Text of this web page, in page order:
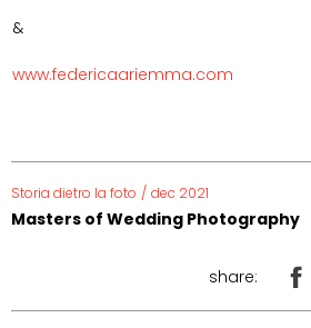
&
www.federicaariemma.com
Storia dietro la foto / dec 2021
Masters of Wedding Photography
share: